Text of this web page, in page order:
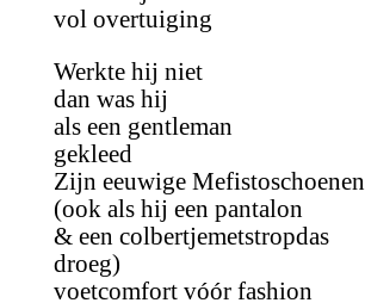
vol overtuiging
Werkte hij niet
dan was hij
als een gentleman
gekleed
Zijn eeuwige Mefistoschoenen
(ook als hij een pantalon
& een colbertjemetstropdas
droeg)
voetcomfort vóór fashion